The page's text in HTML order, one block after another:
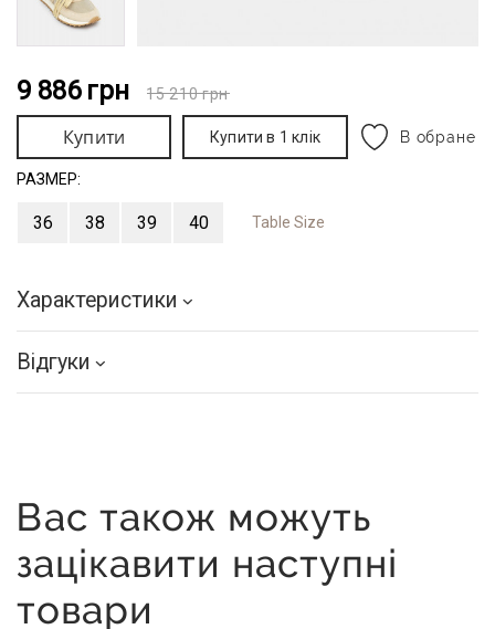
9 886 грн 15 210грн
Купити Купити в 1 клік В обране
РАЗМЕР:
36 38 39 40 Table Size
Характеристики
Відгуки
Вас також можуть
зацікавити наступні
товари